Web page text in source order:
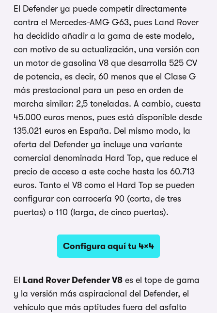
El Defender ya puede competir directamente
contra el Mercedes-AMG G63, pues Land Rover
ha decidido añadir a la gama de este modelo,
con motivo de su actualización, una versión con
un motor de gasolina V8 que desarrolla 525 CV
de potencia, es decir, 60 menos que el Clase G
más prestacional para un peso en orden de
marcha similar: 2,5 toneladas. A cambio, cuesta
45.000 euros menos, pues está disponible desde
135.021 euros en España. Del mismo modo, la
oferta del Defender ya incluye una variante
comercial denominada Hard Top, que reduce el
precio de acceso a este coche hasta los 60.713
euros. Tanto el V8 como el Hard Top se pueden
configurar con carrocería 90 (corta, de tres
puertas) o 110 (larga, de cinco puertas).
Configura aquí tu 4×4
El Land Rover Defender V8 es el tope de gama
y la versión más aspiracional del Defender, el
vehículo que más aptitudes fuera del asfalto